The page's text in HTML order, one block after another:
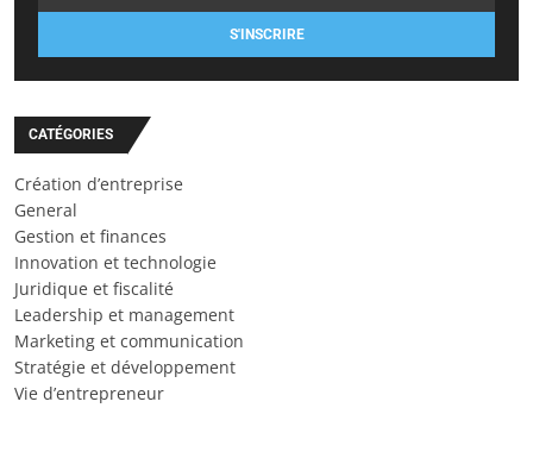
S'INSCRIRE
CATÉGORIES
Création d’entreprise
General
Gestion et finances
Innovation et technologie
Juridique et fiscalité
Leadership et management
Marketing et communication
Stratégie et développement
Vie d’entrepreneur